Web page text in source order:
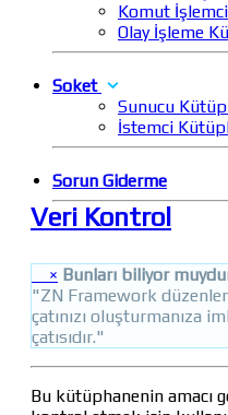
Komut
Olay İşleme
Soket
Sunucu
İstemci
Sorun Giderme
Veri Kontrol
× Bunları biliyor
"ZN Framework
çatınızı oluşturmanıza
çatısıdır."
Bu kütüphanenin amacı